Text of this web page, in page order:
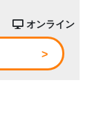
オンライン